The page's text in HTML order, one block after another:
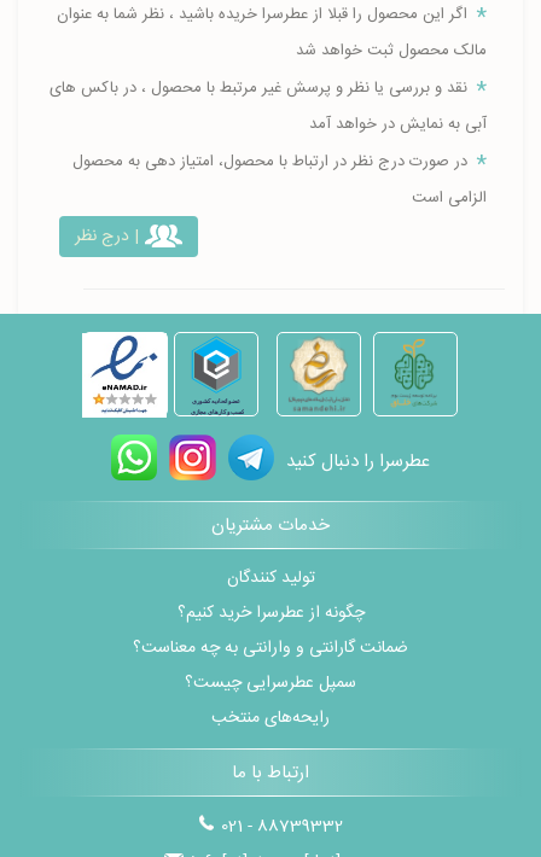
اگر این محصول را قبلا از عطرسرا خریده باشید ، نظر شما به عنوان
مالک محصول ثبت خواهد شد
نقد و بررسی یا نظر و پرسش غیر مرتبط با محصول ، در باکس های
آبی به نمایش در خواهد آمد
در صورت درج نظر در ارتباط با محصول، امتیاز دهی به محصول
الزامی است
| درج نظر
عطرسرا را دنبال کنید
خدمات مشتریان
تولید کنندگان
چگونه از عطرسرا خرید کنیم؟
ضمانت گارانتی و وارانتی به چه معناست؟
سمپل عطرسرایی چیست؟
رایحه‌های منتخب
ارتباط با ما
021 - 88739332